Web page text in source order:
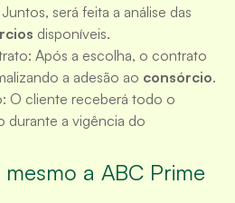
será feita a análise das
disponíveis.
Após a escolha, o contrato
a adesão ao consórcio.
O cliente receberá todo o
durante a vigência do
a ABC Prime